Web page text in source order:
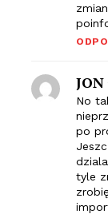
JON
No
po
tyle